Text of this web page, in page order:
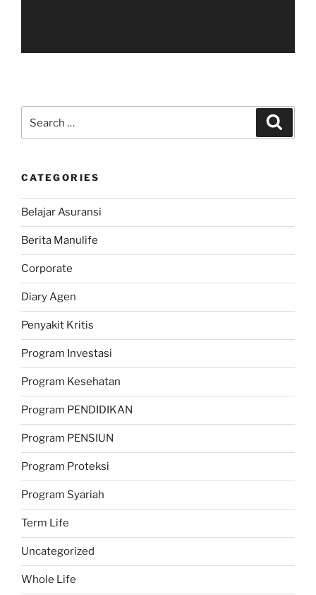
for:
CATEGORIES
Belajar Asuransi
Berita Manulife
Corporate
Diary Agen
Penyakit Kritis
Program Investasi
Program Kesehatan
Program PENDIDIKAN
Program PENSIUN
Program Proteksi
Program Syariah
Term Life
Uncategorized
Whole Life